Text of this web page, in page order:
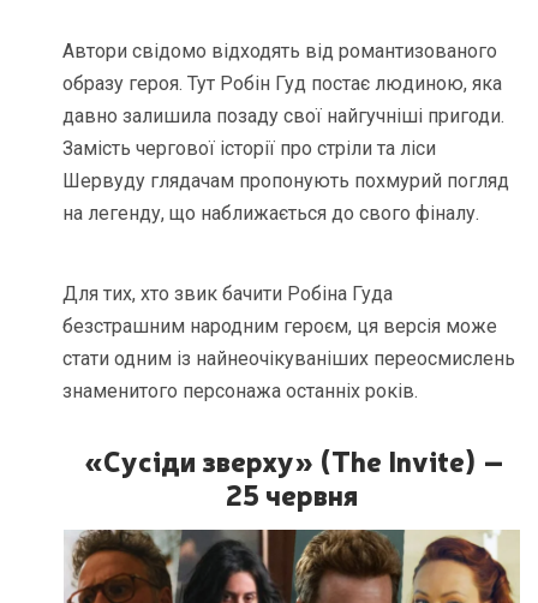
Автори свідомо відходять від романтизованого
образу героя. Тут Робін Гуд постає людиною, яка
давно залишила позаду свої найгучніші пригоди.
Замість чергової історії про стріли та ліси
Шервуду глядачам пропонують похмурий погляд
на легенду, що наближається до свого фіналу.
Для тих, хто звик бачити Робіна Гуда
безстрашним народним героєм, ця версія може
стати одним із найнеочікуваніших переосмислень
знаменитого персонажа останніх років.
«Сусіди зверху» (The Invite) –
25 червня